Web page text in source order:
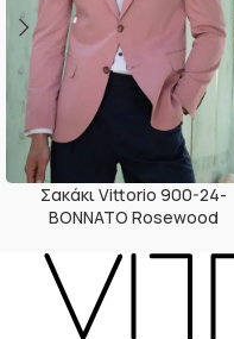
Σακάκι Vittorio 900-24-
BONNATO Rosewood